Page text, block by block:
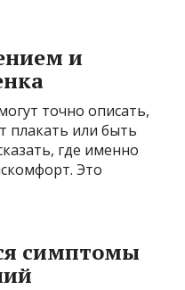
и
точно описать,
плакать или быть
где именно
Это
симптомы